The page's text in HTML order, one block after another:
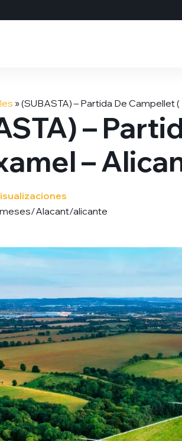
»(SUBASTA) – Partida De Campellet
–
–
/Alacant/alicante